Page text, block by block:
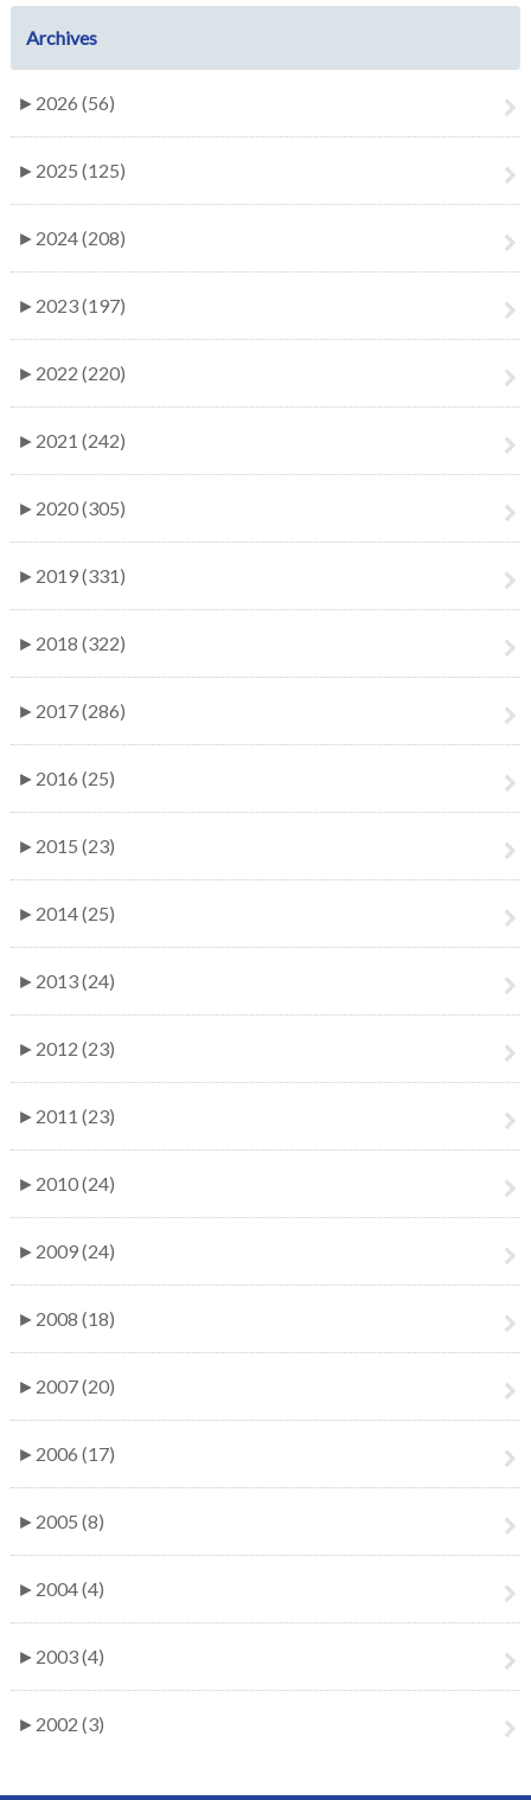
Archives
► 2026 (56)
► 2025 (125)
► 2024 (208)
► 2023 (197)
► 2022 (220)
► 2021 (242)
► 2020 (305)
► 2019 (331)
► 2018 (322)
► 2017 (286)
► 2016 (25)
► 2015 (23)
► 2014 (25)
► 2013 (24)
► 2012 (23)
► 2011 (23)
► 2010 (24)
► 2009 (24)
► 2008 (18)
► 2007 (20)
► 2006 (17)
► 2005 (8)
► 2004 (4)
► 2003 (4)
► 2002 (3)